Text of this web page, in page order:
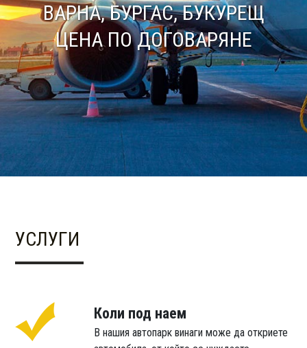
ВАРНА, БУРГАС, БУКУРЕЩ
ЦЕНА ПО ДОГОВАРЯНЕ
УСЛУГИ
Коли под наем
В нашия автопарк винаги може да откриете